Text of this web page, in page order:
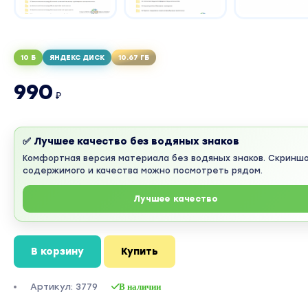
10 Б ЯНДЕКС ДИСК 10.67 ГБ
990 ₽
✅ Лучшее качество без водяных знаков
Комфортная версия материала без водяных знаков.
содержимого и качества можно посмотреть рядом.
Лучшее качество
В корзину Купить
Артикул: 3779 В наличии